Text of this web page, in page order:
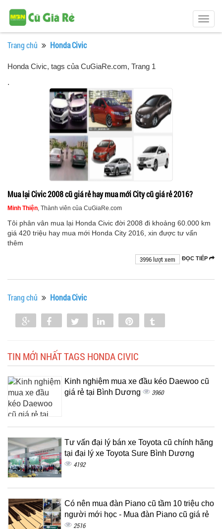
Trang chủ Honda Civic
Honda Civic, tags của CuGiaRe.com, Trang 1
.
Mua lại Civic 2008 cũ giá rẻ hay mua mới City cũ giá rẻ 2016?
Minh Thiện, Thành viên của CuGiaRe.com
Tôi phân vân mua lại Honda Civic đời 2008 đi khoảng 60.000 km
giá 420 triệu hay mua mới Honda City 2016, xin được tư vấn
thêm
ĐỌC TIẾP
3996 lượt xem
Trang chủ Honda Civic
Share Share Tweet Share
TIN MỚI NHẤT TAGS HONDA CIVIC
Kinh nghiệm mua xe đầu kéo Daewoo cũ
giá rẻ tại Bình Dương
3960
Tư vấn đại lý bán xe Toyota cũ chính hãng
tại đại lý xe Toyota Sure Bình Dương
4192
Có nên mua đàn Piano cũ tầm 10 triệu cho
người mới học - Mua đàn Piano cũ giá rẻ
2516